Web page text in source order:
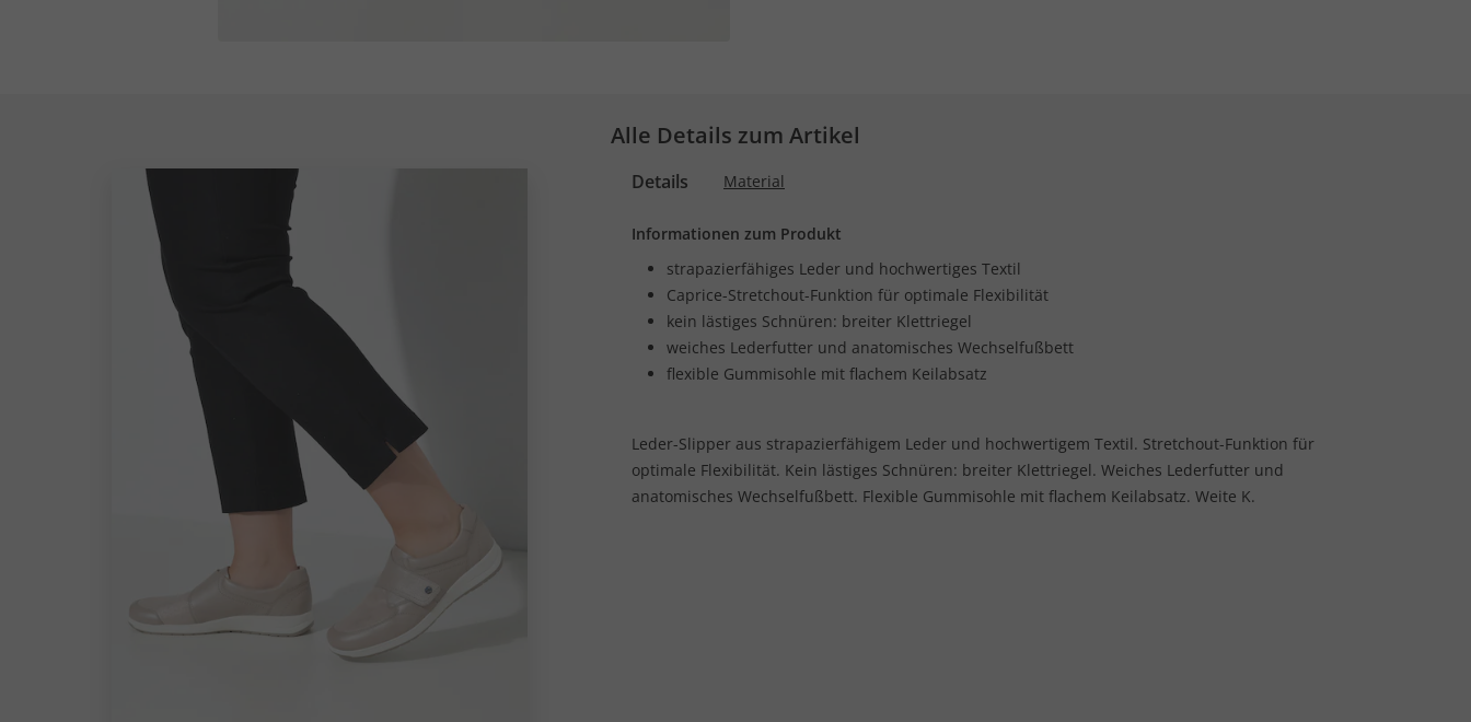
Alle Details zum Artikel
Details Material
Informationen zum Produkt
strapazierfähiges Leder und hochwertiges Textil
Caprice-Stretchout-Funktion für optimale Flexibilität
kein lästiges Schnüren: breiter Klettriegel
weiches Lederfutter und anatomisches Wechselfußbett
flexible Gummisohle mit flachem Keilabsatz
Leder-Slipper aus strapazierfähigem Leder und hochwertigem Textil. Stretchout-Funktion für
optimale Flexibilität. Kein lästiges Schnüren: breiter Klettriegel. Weiches Lederfutter und
anatomisches Wechselfußbett. Flexible Gummisohle mit flachem Keilabsatz. Weite K.